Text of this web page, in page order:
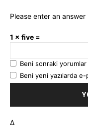
Please enter an answer
1 × five =
Beni sonraki
Beni yeni yazılarda
Δ